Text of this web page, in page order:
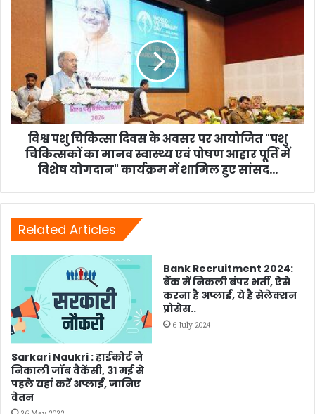
आरंभ...
अवसर
पर
आयोजित
"पशु
चिकित्सकों
एवं
आहार
पूर्ति
में
योगदान"
कार्यक्रम
में
शामिल
हुए
सांसद...
विश्व पशु चिकित्सा दिवस के अवसर पर आयोजित "पशु
चिकित्सकों का मानव स्वास्थ्य एवं पोषण आहार पूर्ति में
विशेष योगदान" कार्यक्रम में शामिल हुए सांसद...
Related Articles
Sarkari Naukri : हाईकोर्ट ने
निकाली जॉब वैकेंसी, 31 मई से
पहले यहां करें अप्लाई, जानिए
वेतन
Bank Recruitment 2024:
बैंक में निकली बंपर भर्ती, ऐसे
करना है अप्लाई, ये है सेलेक्शन
प्रोसेस..
6 July 2024